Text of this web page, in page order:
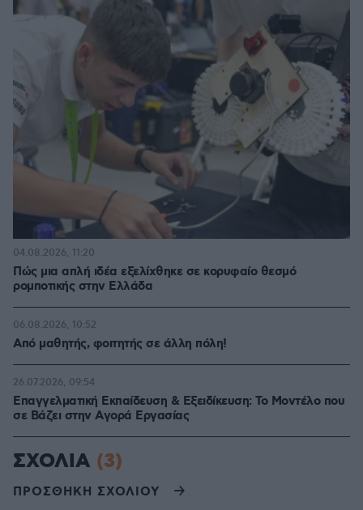
Πώς μια απλή ιδέα εξελίχθηκε σε κορυφαίο θεσμό
ρομποτικής στην Ελλάδα
04.08.2026, 11:20
Από μαθητής, φοιτητής σε άλλη πόλη!
06.08.2026, 10:52
Επαγγελματική Εκπαίδευση & Εξειδίκευση: Το Mοντέλο που
σε Bάζει στην Aγορά Eργασίας
26.07.2026, 09:54
ΣΧΟΛΙΑ (3)
ΠΡΟΣΘΗΚΗ ΣΧΟΛΙΟΥ